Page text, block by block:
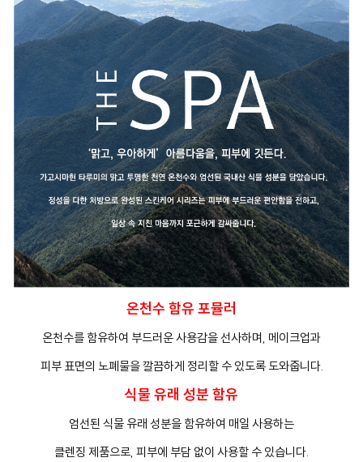
온천수 함유 포뮬러
온천수를 함유하여 부드러운 사용감을 선사하며, 메이크업과
피부 표면의 노폐물을 깔끔하게 정리할 수 있도록 도와줍니다.
식물 유래 성분 함유
엄선된 식물 유래 성분을 함유하여 매일 사용하는
클렌징 제품으로, 피부에 부담 없이 사용할 수 있습니다.